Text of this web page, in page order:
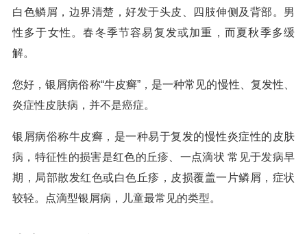
白色鳞屑，边界清楚，好发于头皮、四肢伸侧及背部。男
性多于女性。春冬季节容易复发或加重，而夏秋季多缓
解。
您好，银屑病俗称“牛皮癣”，是一种常见的慢性、复发性、
炎症性皮肤病，并不是癌症。
银屑病俗称牛皮癣，是一种易于复发的慢性炎症性的皮肤
病，特征性的损害是红色的丘疹、一点滴状 常见于发病早
期，局部散发红色或白色丘疹，皮损覆盖一片鳞屑，症状
较轻。点滴型银屑病，儿童最常见的类型。